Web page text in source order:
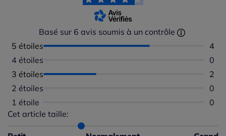
Basé sur 6 avis soumis à un contrôle
5 étoiles
4
4 étoiles
0
3 étoiles
2
2 étoiles
0
1 étoile
0
Cet article taille:
Répartition du taillant selon les avis clients
Taille normalement : 67%
Taille petit : 33%